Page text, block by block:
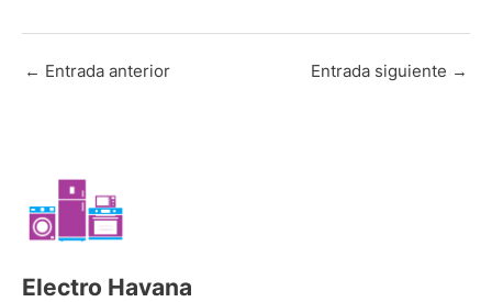
← Entrada anterior Entrada siguiente →
Electro Havana